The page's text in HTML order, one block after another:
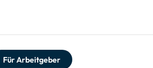
Für Arbeitgeber